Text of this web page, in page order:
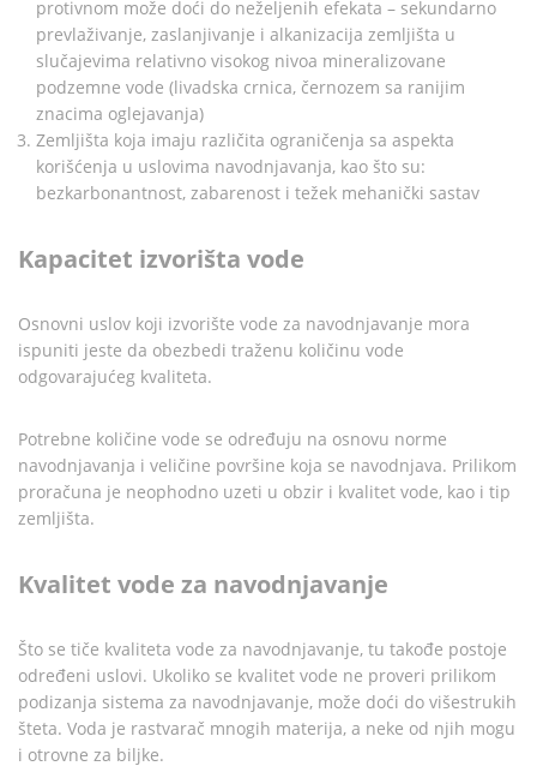
protivnom može doći do neželjenih efekata – sekundarno
prevlaživanje, zaslanjivanje i alkanizacija zemljišta u
slučajevima relativno visokog nivoa mineralizovane
podzemne vode (livadska crnica, černozem sa ranijim
znacima oglejavanja)
Zemljišta koja imaju različita ograničenja sa aspekta
korišćenja u uslovima navodnjavanja, kao što su:
bezkarbonantnost, zabarenost i težek mehanički sastav
Kapacitet izvorišta vode
Osnovni uslov koji izvorište vode za navodnjavanje mora
ispuniti jeste da obezbedi traženu količinu vode
odgovarajućeg kvaliteta.
Potrebne količine vode se određuju na osnovu norme
navodnjavanja i veličine površine koja se navodnjava. Prilikom
proračuna je neophodno uzeti u obzir i kvalitet vode, kao i tip
zemljišta.
Kvalitet vode za navodnjavanje
Što se tiče kvaliteta vode za navodnjavanje, tu takođe postoje
određeni uslovi. Ukoliko se kvalitet vode ne proveri prilikom
podizanja sistema za navodnjavanje, može doći do višestrukih
šteta. Voda je rastvarač mnogih materija, a neke od njih mogu
i otrovne za biljke.